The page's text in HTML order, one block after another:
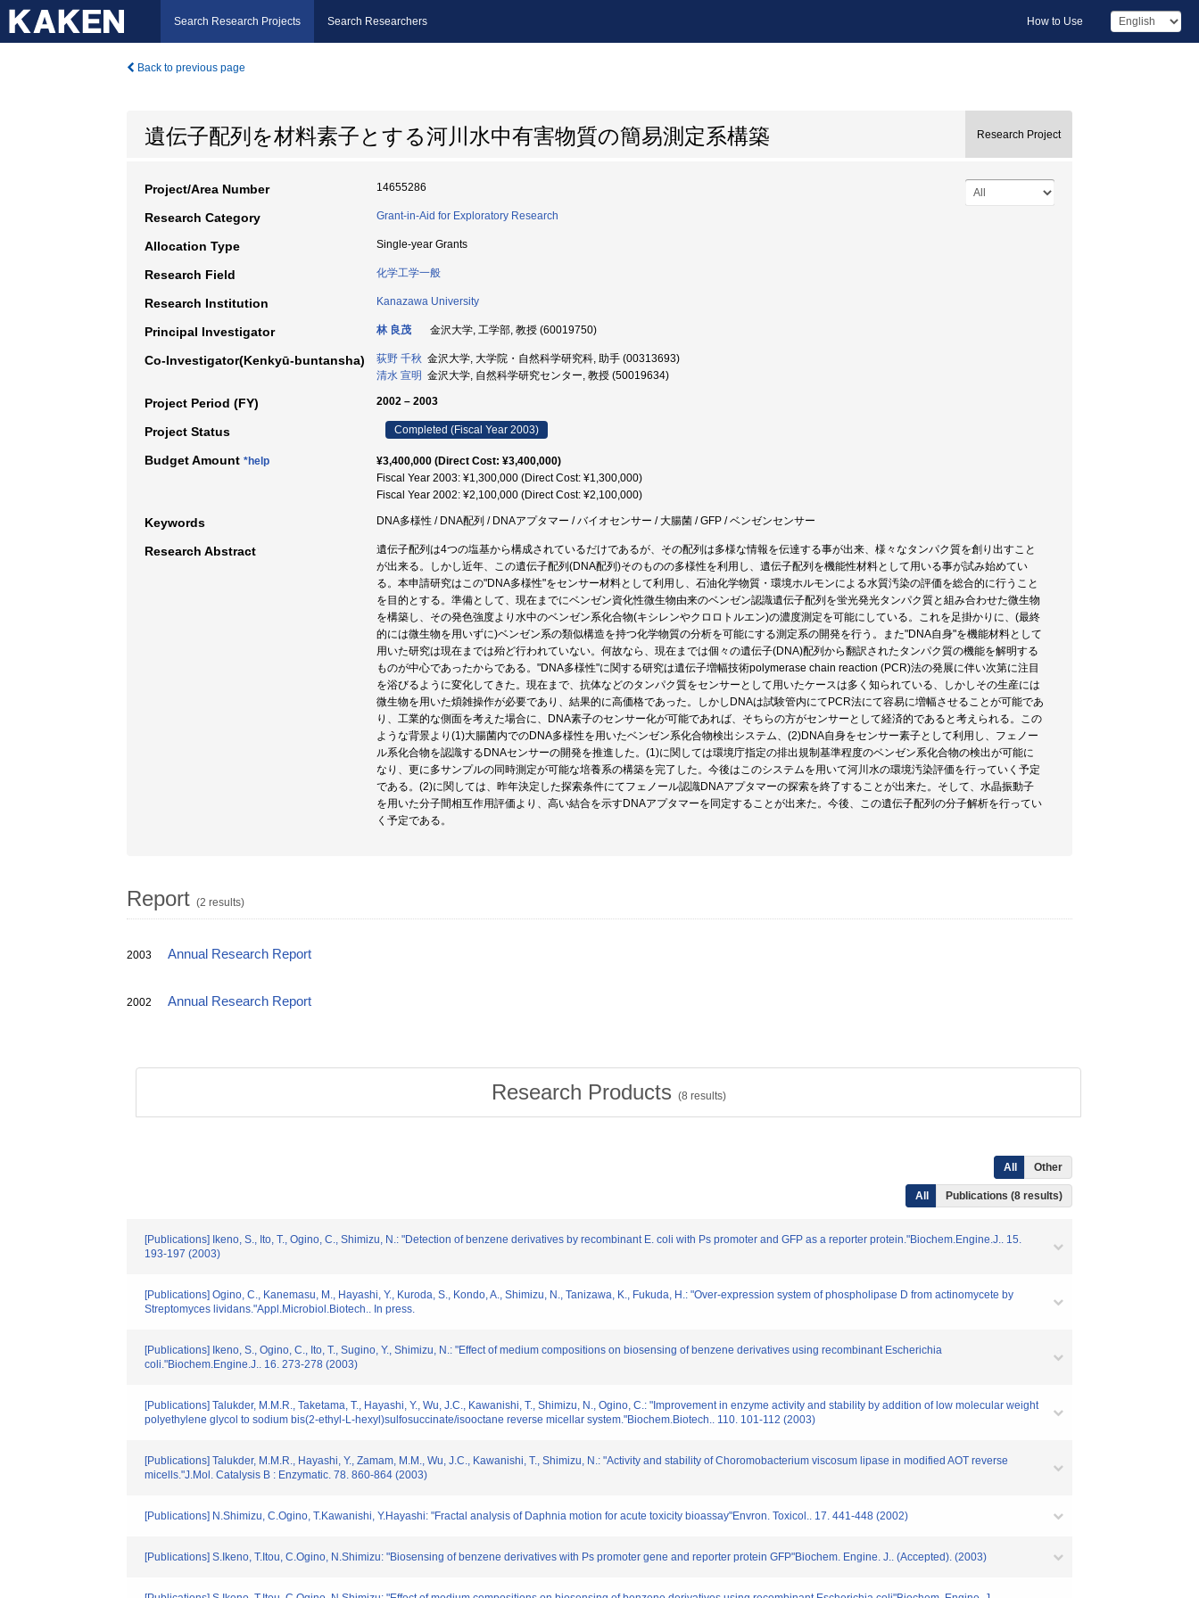
Search Research Projects Search Researchers How to Use
Back to previous page
遺伝子配列を材料素子とする河川水中有害物質の簡易測定系構築 Research Project
Project/Area Number 14655286
Research Category Grant-in-Aid for Exploratory Research
Allocation Type Single-year Grants
Research Field 化学工学一般
Research Institution Kanazawa University
Principal Investigator 林 良茂 金沢大学, 工学部, 教授 (60019750)
Co-Investigator(Kenkyū-buntansha) 荻野 千秋 金沢大学, 大学院・自然科学研究科, 助手 (00313693)
清水 宣明 金沢大学, 自然科学研究センター, 教授 (50019634)
Project Period (FY) 2002 – 2003
Project Status Completed (Fiscal Year 2003)
Budget Amount *help
¥3,400,000 (Direct Cost: ¥3,400,000)
Fiscal Year 2003: ¥1,300,000 (Direct Cost: ¥1,300,000)
Fiscal Year 2002: ¥2,100,000 (Direct Cost: ¥2,100,000)
Keywords DNA多様性 / DNA配列 / DNAアプタマー / バイオセンサー / 大腸菌 / GFP / ベンゼンセンサー
Research Abstract
遺伝子配列は4つの塩基から構成されているだけであるが、その配列は多様な情報を伝達する事が出来、様々なタンパク質を創り出すこと
が出来る。しかし近年、この遺伝子配列(DNA配列)そのものの多様性を利用し、遺伝子配列を機能性材料として用いる事が試み始めてい
る。本申請研究はこの"DNA多様性"をセンサー材料として利用し、石油化学物質・環境ホルモンによる水質汚染の評価を総合的に行うこと
を目的とする。準備として、現在までにベンゼン資化性微生物由来のベンゼン認識遺伝子配列を蛍光発光タンパク質と組み合わせた微生物
を構築し、その発色強度より水中のベンゼン系化合物(キシレンやクロロトルエン)の濃度測定を可能にしている。これを足掛かりに、(最終
的には微生物を用いずに)ベンゼン系の類似構造を持つ化学物質の分析を可能にする測定系の開発を行う。また"DNA自身"を機能材料として
用いた研究は現在までは殆ど行われていない。何故なら、現在までは個々の遺伝子(DNA)配列から翻訳されたタンパク質の機能を解明する
ものが中心であったからである。"DNA多様性"に関する研究は遺伝子増幅技術polymerase chain reaction (PCR)法の発展に伴い次第に注目
を浴びるように変化してきた。現在まで、抗体などのタンパク質をセンサーとして用いたケースは多く知られている、しかしその生産には
微生物を用いた煩雑操作が必要であり、結果的に高価格であった。しかしDNAは試験管内にてPCR法にて容易に増幅させることが可能であ
り、工業的な側面を考えた場合に、DNA素子のセンサー化が可能であれば、そちらの方がセンサーとして経済的であると考えられる。この
ような背景より(1)大腸菌内でのDNA多様性を用いたベンゼン系化合物検出システム、(2)DNA自身をセンサー素子として利用し、フェノー
ル系化合物を認識するDNAセンサーの開発を推進した。(1)に関しては環境庁指定の排出規制基準程度のベンゼン系化合物の検出が可能に
なり、更に多サンプルの同時測定が可能な培養系の構築を完了した。今後はこのシステムを用いて河川水の環境汚染評価を行っていく予定
である。(2)に関しては、昨年決定した探索条件にてフェノール認識DNAアプタマーの探索を終了することが出来た。そして、水晶振動子
を用いた分子間相互作用評価より、高い結合を示すDNAアプタマーを同定することが出来た。今後、この遺伝子配列の分子解析を行ってい
く予定である。
Report (2 results)
2003 Annual Research Report
2002 Annual Research Report
Research Products (8 results)
All Other
All Publications (8 results)
[Publications] Ikeno, S., Ito, T., Ogino, C., Shimizu, N.: "Detection of benzene derivatives by recombinant E. coli with Ps promoter and GFP as a reporter protein."Biochem.Engine.J.. 15.
193-197 (2003)
[Publications] Ogino, C., Kanemasu, M., Hayashi, Y., Kuroda, S., Kondo, A., Shimizu, N., Tanizawa, K., Fukuda, H.: "Over-expression system of phospholipase D from actinomycete by
Streptomyces lividans."Appl.Microbiol.Biotech.. In press.
[Publications] Ikeno, S., Ogino, C., Ito, T., Sugino, Y., Shimizu, N.: "Effect of medium compositions on biosensing of benzene derivatives using recombinant Escherichia
coli."Biochem.Engine.J.. 16. 273-278 (2003)
[Publications] Talukder, M.M.R., Taketama, T., Hayashi, Y., Wu, J.C., Kawanishi, T., Shimizu, N., Ogino, C.: "Improvement in enzyme activity and stability by addition of low molecular weight
polyethylene glycol to sodium bis(2-ethyl-L-hexyl)sulfosuccinate/isooctane reverse micellar system."Biochem.Biotech.. 110. 101-112 (2003)
[Publications] Talukder, M.M.R., Hayashi, Y., Zamam, M.M., Wu, J.C., Kawanishi, T., Shimizu, N.: "Activity and stability of Choromobacterium viscosum lipase in modified AOT reverse
micells."J.Mol. Catalysis B : Enzymatic. 78. 860-864 (2003)
[Publications] N.Shimizu, C.Ogino, T.Kawanishi, Y.Hayashi: "Fractal analysis of Daphnia motion for acute toxicity bioassay"Envron. Toxicol.. 17. 441-448 (2002)
[Publications] S.Ikeno, T.Itou, C.Ogino, N.Shimizu: "Biosensing of benzene derivatives with Ps promoter gene and reporter protein GFP"Biochem. Engine. J.. (Accepted). (2003)